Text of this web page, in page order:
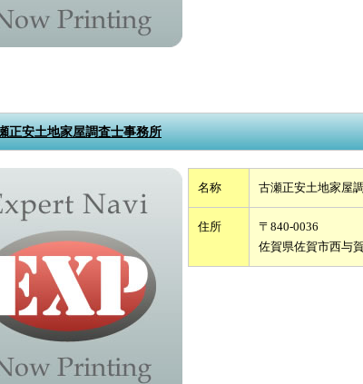
正安土地家屋調査士事務所
名称 古瀬正安土地家屋
住所
〒840-0036
佐賀県佐賀市西与